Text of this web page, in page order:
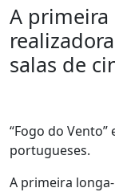
A
salas de
“Fogo do
portugueses.
A primeira